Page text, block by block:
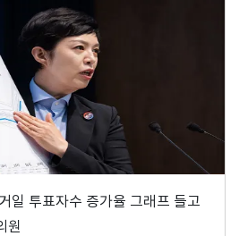
일 투표자수 증가율 그래프 들고
원